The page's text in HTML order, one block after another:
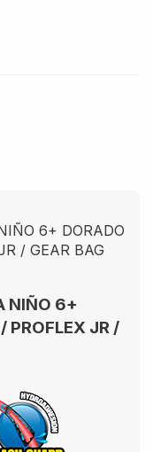
6+ DORADO
/ GEAR BAG
NIÑO 6+
PROFLEX JR /